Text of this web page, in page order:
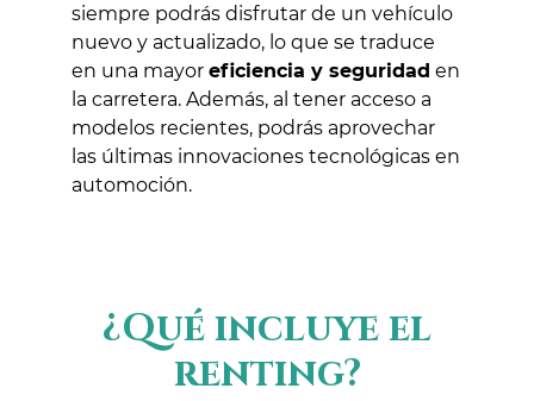
siempre podrás disfrutar de un vehículo
nuevo y actualizado, lo que se traduce
en una mayor eficiencia y seguridad en
la carretera. Además, al tener acceso a
modelos recientes, podrás aprovechar
las últimas innovaciones tecnológicas en
automoción.
¿Qué incluye el
renting?